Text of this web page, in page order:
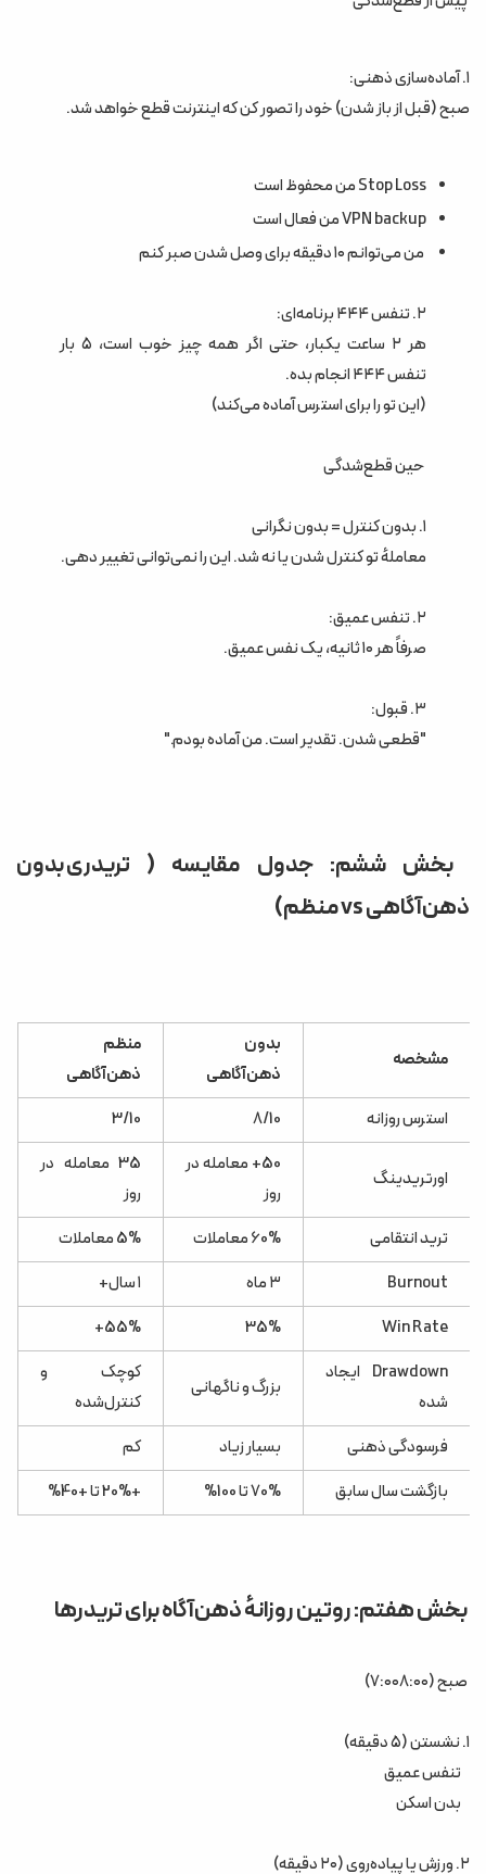
۱. آماده‌سازی ذهنی:
صبح (قبل از باز شدن) خود را تصور کن که اینترنت قطع خواهد شد.
Stop Loss من محفوظ است
VPN backup من فعال است
۲. تنفس ۴۴۴ برنامه‌ای:
هر ۲ ساعت یکبار، حتی اگر همه چیز خوب است، ۵ بار
تنفس ۴۴۴ انجام بده.
(این تو را برای استرس آماده می‌کند)
۱. بدون کنترل = بدون نگرانی
معاملهٔ تو کنترل شدن یا نه شد. این را نمی‌توانی تغییر دهی.
۲. تنفس عمیق:
صرفاً هر ۱۰ ثانیه، یک نفس عمیق.
۳. قبول:
"قطعی شدن. تقدیر است. من آماده بودم."
بخش ششم: جدول مقایسه ( تریدری بدون
ذهن‌آگاهی vs منظم)
مشخصه
بدون
ذهن‌آگاهی
منظم
ذهن‌آگاهی
استرس روزانه
8/10
3/10
اورتریدینگ
50+ معامله در
روز
35 معامله در
روز
ترید انتقامی
60% معاملات
5% معاملات
Burnout
۳ ماه
۱ سال+
Win Rate
35%
55%+
Drawdown ایجاد
شده
بزرگ و ناگهانی
کوچک و
کنترل‌شده
فرسودگی ذهنی
بسیار زیاد
کم
بازگشت سال سابق
70% تا 100% +20% تا +40%
۱. نشستن (۵ دقیقه)
۲. ورزش یا پیاده‌روی (۲۰ دقیقه)